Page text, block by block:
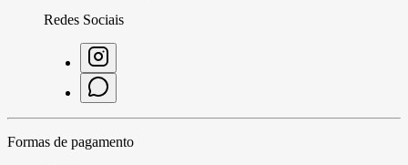
Redes Sociais
Formas de pagamento